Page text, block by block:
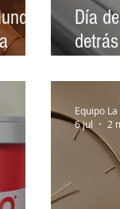
Día
Equipo
6 jul
2